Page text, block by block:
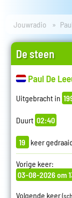
Jouwradio
De steen
Paul De
Uitgebracht in
Duurt 02:40
19 keer
Vorige keer:
03-08-2026 om
Volgende keer